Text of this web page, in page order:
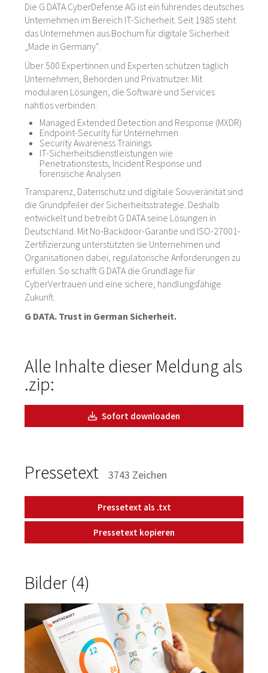
Die G DATA CyberDefense AG ist ein führendes deutsches
Unternehmen im Bereich IT-Sicherheit. Seit 1985 steht
das Unternehmen aus Bochum für digitale Sicherheit
„Made in Germany“.
Über 500 Expertinnen und Experten schützen täglich
Unternehmen, Behörden und Privatnutzer. Mit
modularen Lösungen, die Software und Services
nahtlos verbinden:
Managed Extended Detection and Response (MXDR)
Endpoint-Security für Unternehmen
Security Awareness Trainings
IT-Sicherheitsdienstleistungen wie
Penetrationstests, Incident Response und
forensische Analysen
Transparenz, Datenschutz und digitale Souveränität sind
die Grundpfeiler der Sicherheitsstrategie. Deshalb
entwickelt und betreibt G DATA seine Lösungen in
Deutschland. Mit No-Backdoor-Garantie und ISO-27001-
Zertifizierzung unterstützten sie Unternehmen und
Organisationen dabei, regulatorische Anforderungen zu
erfüllen. So schafft G DATA die Grundlage für
CyberVertrauen und eine sichere, handlungsfähige
Zukunft.
G DATA. Trust in German Sicherheit.
Alle Inhalte dieser Meldung als
.zip:
Sofort downloaden
Pressetext 3743 Zeichen
Pressetext als .txt
Pressetext kopieren
Bilder (4)